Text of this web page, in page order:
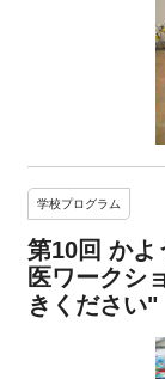
学校プログラム
第10回 か
医ワークシ
きください"